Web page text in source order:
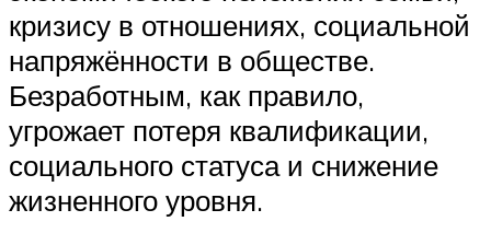
кризису в отношениях, социальной
напряжённости в обществе.
Безработным, как правило,
угрожает потеря квалификации,
социального статуса и снижение
жизненного уровня.